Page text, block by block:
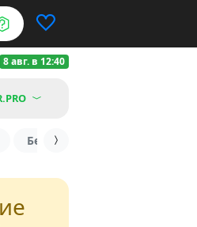
8 авг. в 12:40
БедВарс